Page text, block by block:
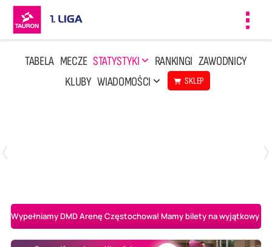
TABELA MECZE STATYSTYKI RANKINGI ZAWODNICY
KLUBY WIADOMOŚCI SKLEP
Wypełniamy DMD Arenę Częstochowa! Mamy bilety na wyjątkowy